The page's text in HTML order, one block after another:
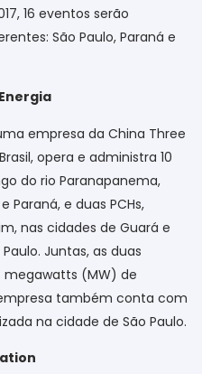
16 eventos serão
São Paulo, Paraná e
empresa da China Three
opera e administra 10
do rio Paranapanema,
Paraná, e duas PCHs,
nas cidades de Guará e
Juntas, as duas
(MW) de
também conta com
na cidade de São Paulo.